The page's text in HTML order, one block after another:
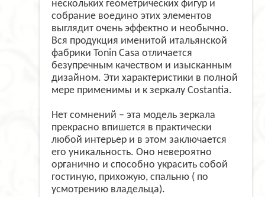
нескольких геометрических фигур и
собрание воедино этих элементов
выглядит очень эффектно и необычно.
Вся продукция именитой итальянской
фабрики Tonin Casa отличается
безупречным качеством и изысканным
дизайном. Эти характеристики в полной
мере применимы и к зеркалу Costantia.
Нет сомнений – эта модель зеркала
прекрасно впишется в практически
любой интерьер и в этом заключается
его уникальность. Оно невероятно
органично и способно украсить собой
гостиную, прихожую, спальню ( по
усмотрению владельца).